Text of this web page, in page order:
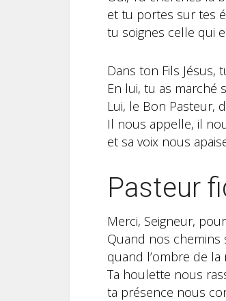
et tu portes sur tes
tu soignes celle qui
Dans ton Fils Jésus,
En lui, tu as marché
Lui, le Bon Pasteur,
Il nous appelle, il
et sa voix nous
Pasteur
Merci, Seigneur,
Quand nos
quand l’ombre de
Ta houlette nous
ta présence nous